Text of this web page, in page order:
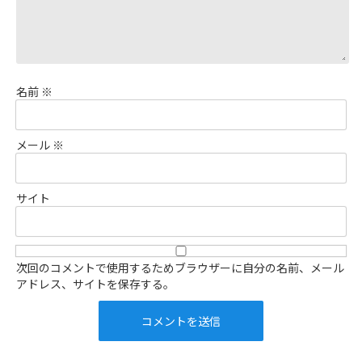
名前 ※
メール ※
サイト
次回のコメントで使用するためブラウザーに自分の名前、メール
アドレス、サイトを保存する。